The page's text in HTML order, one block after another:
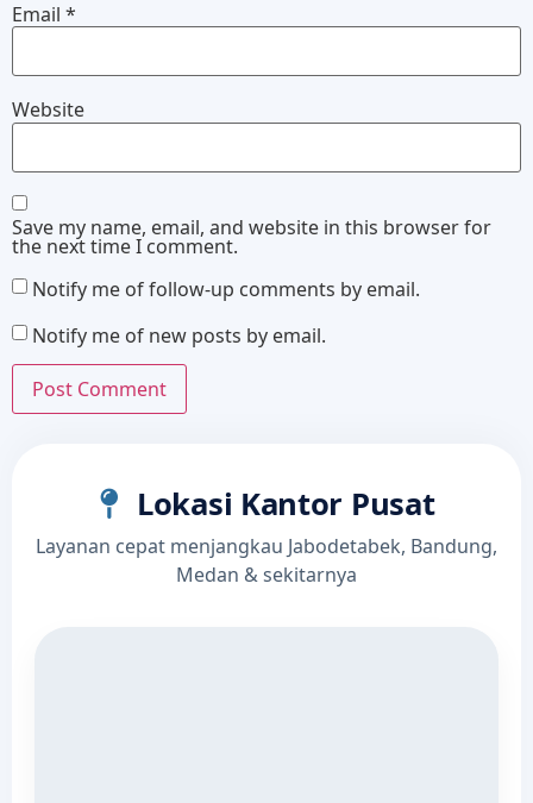
Email *
Website
Save my name, email, and website in this browser for
the next time I comment.
Notify me of follow-up comments by email.
Notify me of new posts by email.
Lokasi Kantor Pusat
Layanan cepat menjangkau Jabodetabek, Bandung,
Medan & sekitarnya